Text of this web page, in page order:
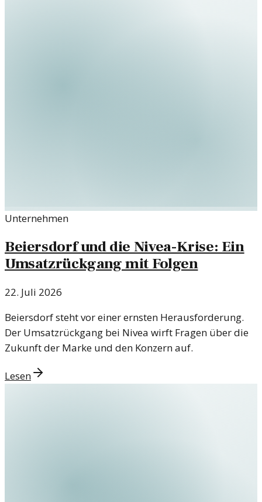
Unternehmen
Beiersdorf und die Nivea-Krise: Ein
Umsatzrückgang mit Folgen
22. Juli 2026
Beiersdorf steht vor einer ernsten Herausforderung.
Der Umsatzrückgang bei Nivea wirft Fragen über die
Zukunft der Marke und den Konzern auf.
Lesen